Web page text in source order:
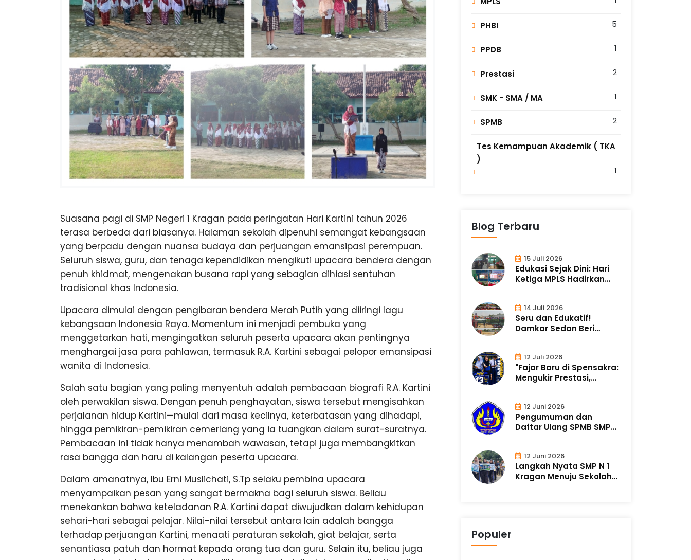
Suasana pagi di SMP Negeri 1 Kragan pada peringatan Hari Kartini tahun 2026
terasa berbeda dari biasanya. Halaman sekolah dipenuhi semangat kebangsaan
yang berpadu dengan nuansa budaya dan perjuangan emansipasi perempuan.
Seluruh siswa, guru, dan tenaga kependidikan mengikuti upacara bendera dengan
penuh khidmat, mengenakan busana rapi yang sebagian dihiasi sentuhan
tradisional khas Indonesia.
Upacara dimulai dengan pengibaran bendera Merah Putih yang diiringi lagu
kebangsaan Indonesia Raya. Momentum ini menjadi pembuka yang
menggetarkan hati, mengingatkan seluruh peserta upacara akan pentingnya
menghargai jasa para pahlawan, termasuk R.A. Kartini sebagai pelopor emansipasi
wanita di Indonesia.
Salah satu bagian yang paling menyentuh adalah pembacaan biografi R.A. Kartini
oleh perwakilan siswa. Dengan penuh penghayatan, siswa tersebut mengisahkan
perjalanan hidup Kartini—mulai dari masa kecilnya, keterbatasan yang dihadapi,
hingga pemikiran-pemikiran cemerlang yang ia tuangkan dalam surat-suratnya.
Pembacaan ini tidak hanya menambah wawasan, tetapi juga membangkitkan
rasa bangga dan haru di kalangan peserta upacara.
Dalam amanatnya, Ibu Erni Muslichati, S.Tp selaku pembina upacara
menyampaikan pesan yang sangat bermakna bagi seluruh siswa. Beliau
menekankan bahwa keteladanan R.A. Kartini dapat diwujudkan dalam kehidupan
sehari-hari sebagai pelajar. Nilai-nilai tersebut antara lain adalah bangga
terhadap perjuangan Kartini, menaati peraturan sekolah, giat belajar, serta
senantiasa patuh dan hormat kepada orang tua dan guru. Selain itu, beliau juga
PHBI 5
PPDB 1
Prestasi 2
SMK - SMA / MA 1
SPMB 2
Tes Kemampuan Akademik ( TKA
)
1
Blog Terbaru
15 Juli 2026
Edukasi Sejak Dini: Hari
Ketiga MPLS Hadirkan
14 Juli 2026
Seru dan Edukatif!
Damkar Sedan Beri
12 Juli 2026
"Fajar Baru di Spensakra:
Mengukir Prestasi,
12 Juni 2026
Pengumuman dan
Daftar Ulang SPMB SMP
12 Juni 2026
Langkah Nyata SMP N 1
Kragan Menuju Sekolah
Populer